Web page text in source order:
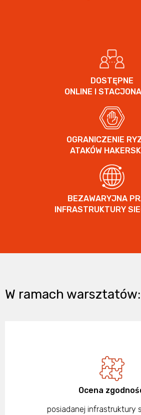
DOSTĘPNE
ONLINE I
OGRANICZENIE
ATAKÓW
BEZAWARYJNA
INFRASTRUKTURY
W ramach warsztatów:
Ocena
posiadanej infrastruktury